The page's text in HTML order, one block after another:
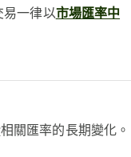
易一律以市場匯率中
關匯率的長期變化。